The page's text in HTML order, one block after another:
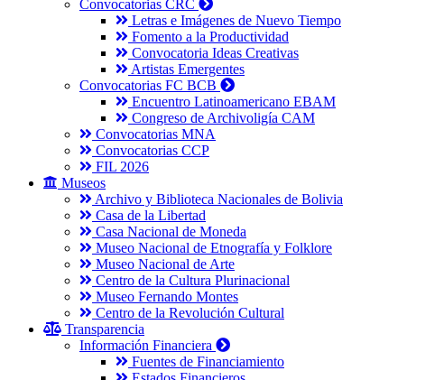
Convocatorias CRC
Letras e Imágenes de Nuevo Tiempo
Fomento a la Productividad
Convocatoria Ideas Creativas
Artistas Emergentes
Convocatorias FC BCB
Encuentro Latinoamericano EBAM
Congreso de Archivoligía CAM
Convocatorias MNA
Convocatorias CCP
FIL 2026
Museos
Archivo y Biblioteca Nacionales de Bolivia
Casa de la Libertad
Casa Nacional de Moneda
Museo Nacional de Etnografía y Folklore
Museo Nacional de Arte
Centro de la Cultura Plurinacional
Museo Fernando Montes
Centro de la Revolución Cultural
Transparencia
Información Financiera
Fuentes de Financiamiento